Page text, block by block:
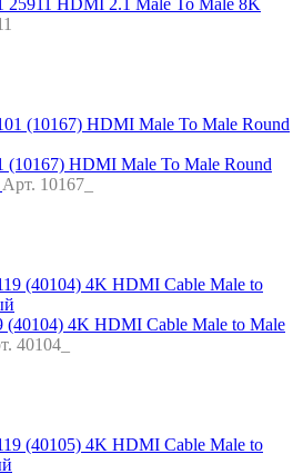
25911 HDMI 2.1 Male To Male 8K
(10167) HDMI Male To Male Round
Арт. 10167_
4K HDMI Cable Male to Male
40104_